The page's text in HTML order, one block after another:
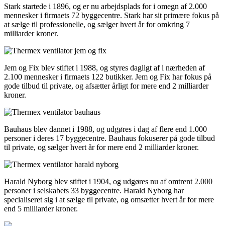
Stark startede i 1896, og er nu arbejdsplads for i omegn af 2.000
mennesker i firmaets 72 byggecentre. Stark har sit primære fokus på
at sælge til professionelle, og sælger hvert år for omkring 7
milliarder kroner.
Jem og Fix blev stiftet i 1988, og styres dagligt af i nærheden af
2.100 mennesker i firmaets 122 butikker. Jem og Fix har fokus på
gode tilbud til private, og afsætter årligt for mere end 2 milliarder
kroner.
Bauhaus blev dannet i 1988, og udgøres i dag af flere end 1.000
personer i deres 17 byggecentre. Bauhaus fokuserer på gode tilbud
til private, og sælger hvert år for mere end 2 milliarder kroner.
Harald Nyborg blev stiftet i 1904, og udgøres nu af omtrent 2.000
personer i selskabets 33 byggecentre. Harald Nyborg har
specialiseret sig i at sælge til private, og omsætter hvert år for mere
end 5 milliarder kroner.